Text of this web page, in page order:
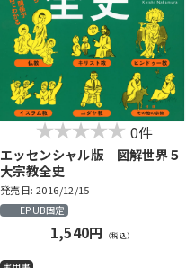
0件
エッセンシャル版 図解世界５
大宗教全史
発売日: 2016/12/15
EPUB固定
1,540円 （税込）